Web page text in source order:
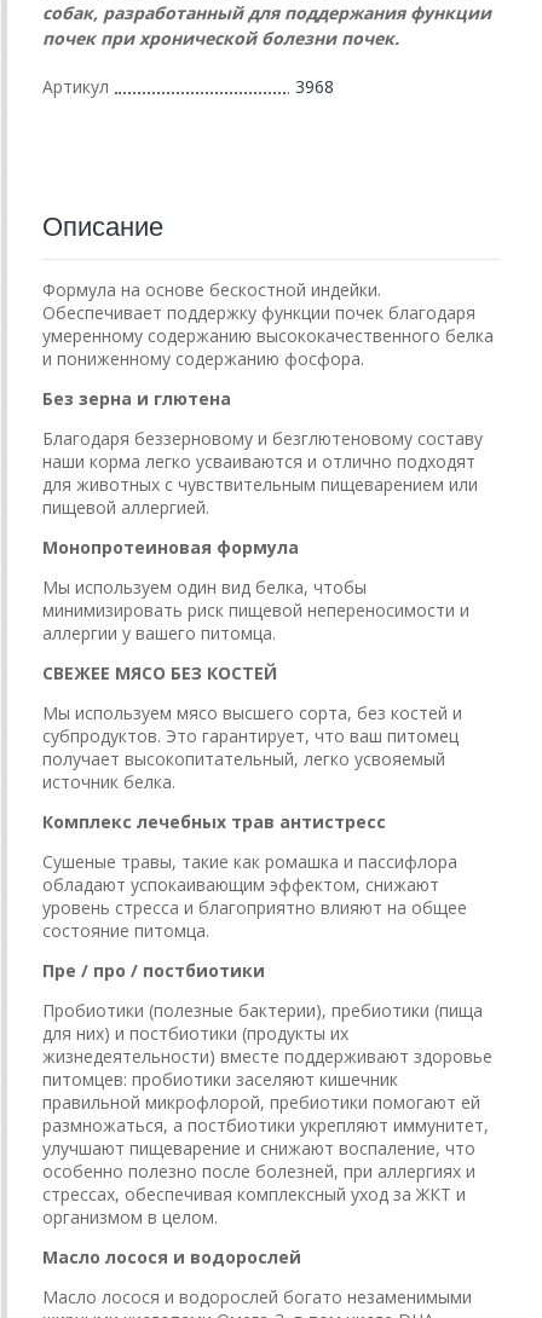
собак, разработанный для поддержания функции
почек при хронической болезни почек.
Артикул 3968
Описание
Формула на основе бескостной индейки.
Обеспечивает поддержку функции почек благодаря
умеренному содержанию высококачественного белка
и пониженному содержанию фосфора.
Без зерна и глютена
Благодаря беззерновому и безглютеновому составу
наши корма легко усваиваются и отлично подходят
для животных с чувствительным пищеварением или
пищевой аллергией.
Монопротеиновая формула
Мы используем один вид белка, чтобы
минимизировать риск пищевой непереносимости и
аллергии у вашего питомца.
СВЕЖЕЕ МЯСО БЕЗ КОСТЕЙ
Мы используем мясо высшего сорта, без костей и
субпродуктов. Это гарантирует, что ваш питомец
получает высокопитательный, легко усвояемый
источник белка.
Комплекс лечебных трав антистресс
Сушеные травы, такие как ромашка и пассифлора
обладают успокаивающим эффектом, снижают
уровень стресса и благоприятно влияют на общее
состояние питомца.
Пре / про / постбиотики
Пробиотики (полезные бактерии), пребиотики (пища
для них) и постбиотики (продукты их
жизнедеятельности) вместе поддерживают здоровье
питомцев: пробиотики заселяют кишечник
правильной микрофлорой, пребиотики помогают ей
размножаться, а постбиотики укрепляют иммунитет,
улучшают пищеварение и снижают воспаление, что
особенно полезно после болезней, при аллергиях и
стрессах, обеспечивая комплексный уход за ЖКТ и
организмом в целом.
Масло лосося и водорослей
Масло лосося и водорослей богато незаменимыми